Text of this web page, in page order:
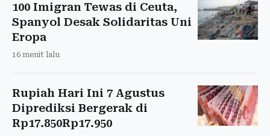
100 Imigran Tewas di Ceuta,
Spanyol Desak Solidaritas Uni
Eropa
16 menit lalu
Rupiah Hari Ini 7 Agustus
Diprediksi Bergerak di
Rp17.850Rp17.950